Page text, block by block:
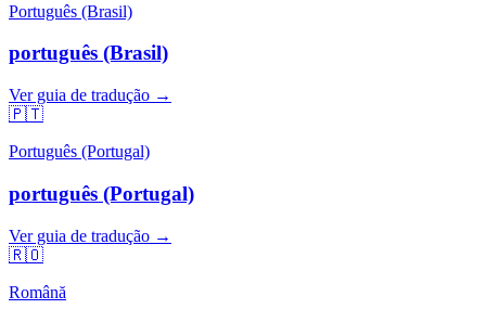
Português (Brasil)
português (Brasil)
Ver guia de tradução →
🇵🇹
Português (Portugal)
português (Portugal)
Ver guia de tradução →
🇷🇴
Română